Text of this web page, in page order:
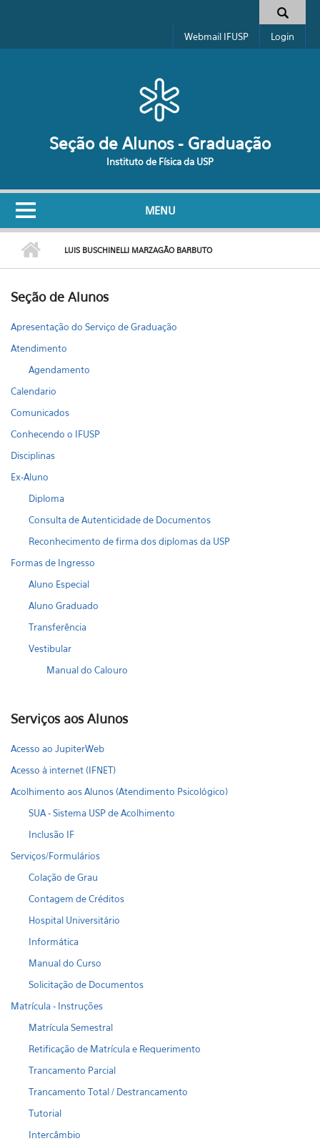
Formulário de busca
Webmail IFUSP Login
Seção de Alunos - Graduação
Instituto de Física da USP
MENU
LUIS BUSCHINELLI MARZAGÃO BARBUTO
Seção de Alunos
Apresentação do Serviço de Graduação
Atendimento
Agendamento
Calendario
Comunicados
Conhecendo o IFUSP
Disciplinas
Ex-Aluno
Diploma
Consulta de Autenticidade de Documentos
Reconhecimento de firma dos diplomas da USP
Formas de Ingresso
Aluno Especial
Aluno Graduado
Transferência
Vestibular
Manual do Calouro
Serviços aos Alunos
Acesso ao JupiterWeb
Acesso à internet (IFNET)
Acolhimento aos Alunos (Atendimento Psicológico)
SUA - Sistema USP de Acolhimento
Inclusão IF
Serviços/Formulários
Colação de Grau
Contagem de Créditos
Hospital Universitário
Informática
Manual do Curso
Solicitação de Documentos
Matrícula - Instruções
Matrícula Semestral
Retificação de Matrícula e Requerimento
Trancamento Parcial
Trancamento Total / Destrancamento
Tutorial
Intercâmbio